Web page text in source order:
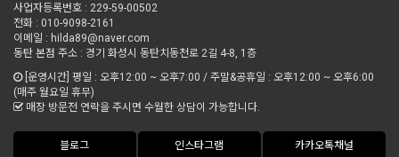
사업자등록번호 : 229-59-00502
전화 : 010-9098-2161
이메일 : hilda89@naver.com
동탄 본점 주소 : 경기 화성시 동탄치동천로 2길 4-8, 1층
[운영시간] 평일 : 오후12:00 ~ 오후7:00 / 주말&공휴일 : 오후12:00 ~ 오후6:00
(매주 월요일 휴무)
매장 방문전 연락을 주시면 수월한 상담이 가능합니다.
블로그 인스타그램 카카오톡채널